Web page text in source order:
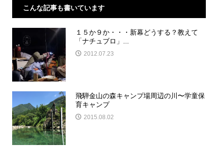
こんな記事も書いています
１５か９か・・・新幕どうする？教えて
「ナチュブロ」...
2012.07.23
飛騨金山の森キャンプ場周辺の川〜学童保
育キャンプ
2015.08.02